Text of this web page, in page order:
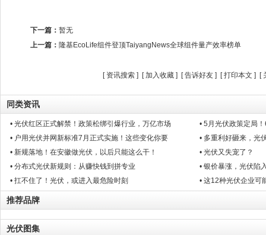
下一篇： 暂无
上一篇： 隆基EcoLife组件登顶TaiyangNews全球组件量产效率榜单
[ 资讯搜索 ] [加入收藏 ] [告诉好友 ] [打印本文 ] [
同类资讯
• 光伏红区正式解禁！政策松绑引爆行业，万亿市场
• 5月光伏政策定局
• 户用光伏并网新标准7月正式实施！这些变化你要
• 多重利好砸来，光
• 新规落地！在安徽做光伏，以后只能这么干！
• 光伏又失宠了？
• 分布式光伏新规则：从赚快钱到拼专业
• 银价暴涨，光伏陷
• 扛不住了！光伏，或进入最危险时刻
• 这12种光伏企业可
推荐品牌
光伏图集